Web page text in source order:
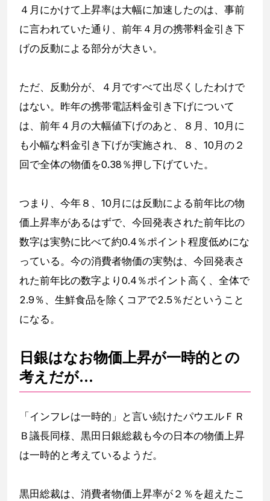
４月にかけて上昇率は大幅に加速したのは、事前
に言われていた通り、前年４月の携帯料金引き下
げの反動による部分が大きい。
ただ、反動分が、４月ですべて出尽くしたわけで
はない。昨年の携帯電話料金引き下げについて
は、前年４月の大幅値下げのあと、８月、10月に
も小幅な料金引き下げが実施され、８、10月の２
回で全体の物価を0.38％押し下げていた。
つまり、今年８、10月には反動による前年比の物
価上昇率があるはずで、今回発表された前年比の
数字は実勢に比べて約0.4％ポイント程度低めにな
っている。今の消費者物価の実勢は、今回発表さ
れた前年比の数字より0.4％ポイント高く、全体で
2.9％、生鮮食品を除くコアで2.5％だということ
になる。
日銀はなお物価上昇が一時的との
考えだが…
「インフレは一時的」と言い続けたパウエルＦＲ
Ｂ議長同様、黒田日銀総裁も今の日本の物価上昇
は一時的と考えているようだ。
黒田総裁は、消費者物価上昇率が２％を超えたこ